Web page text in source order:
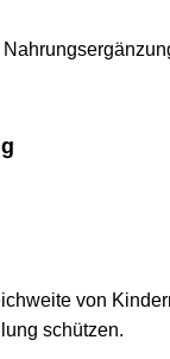
von
schützen.